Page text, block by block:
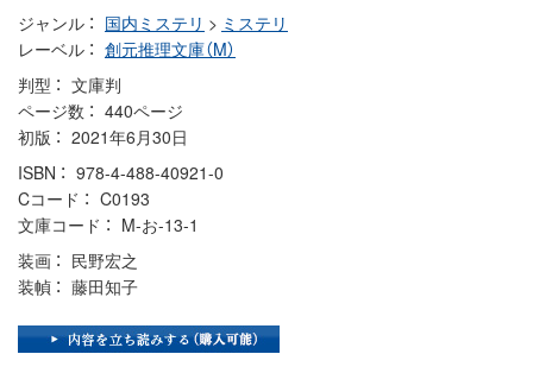
ジャンル
国内ミステリ > ミステリ
レーベル
創元推理文庫（M）
判型
文庫判
ページ数
440ページ
初版
2021年6月30日
ISBN
978-4-488-40921-0
Cコード
C0193
文庫コード
M-お-13-1
装画
民野宏之
装幀
藤田知子